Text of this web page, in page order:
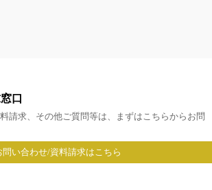
口
請求、その他ご質問等は、まずはこちらからお問
問い合わせ/資料請求はこちら